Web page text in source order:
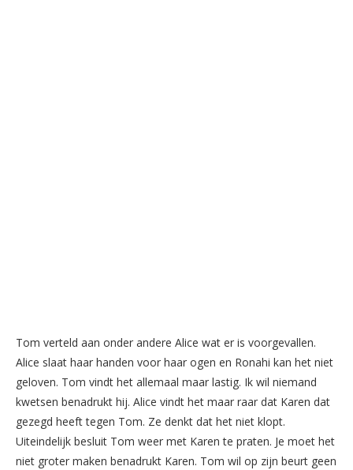
Tom verteld aan onder andere Alice wat er is voorgevallen.
Alice slaat haar handen voor haar ogen en Ronahi kan het niet
geloven. Tom vindt het allemaal maar lastig. Ik wil niemand
kwetsen benadrukt hij. Alice vindt het maar raar dat Karen dat
gezegd heeft tegen Tom. Ze denkt dat het niet klopt.
Uiteindelijk besluit Tom weer met Karen te praten. Je moet het
niet groter maken benadrukt Karen. Tom wil op zijn beurt geen